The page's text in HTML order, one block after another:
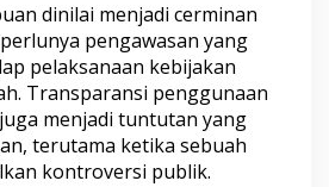
dinilai menjadi cerminan
pengawasan yang
pelaksanaan kebijakan
Transparansi penggunaan
menjadi tuntutan yang
terutama ketika sebuah
kontroversi publik.